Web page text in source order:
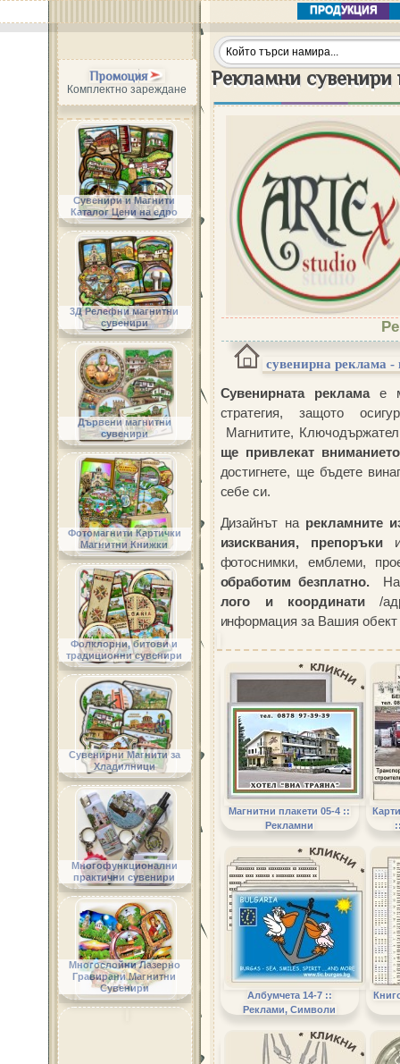
ПРОДУКЦИЯ
Рекламни
сувенирна реклама -
Сувенирната рекламае
стратегия, защото
Магнитите,
ще привлекат
достигнете, ще бъдете
себе си.
Дизайнът на рекламните
изисквания, препоръки
фотоснимки, емблеми,
обработим безплатно. На
лого и координати/
информация за Вашия обект
Серийни рекламни
предлагаме сотстъпка
всички други
отстъпки".
>>>РАЗГЛЕДАЙТЕ
хотели, фирми, общини,
обекти<<<
Надолу ще видите
Вашите рекламни
Някои от мострите
текстове, рисунки и др.,
се предлагат за
в сайта са показани като
НОВО! Ефективна
Магнитни плакети 05-4 ::
Рекламни
Албумчета 14-7 ::
Реклами, Символи
Промоция
Комплектно зареждане
Сувенири и Магнити
Каталог Цени на едро
3Д Релефни магнитни
сувенири
Дървени магнитни
сувенири
Фотомагнити Картички
Магнитни Книжки
Фолклорни, битови и
традиционни сувенири
Сувенирни Магнити за
Хладилници
Многофункционални
практични сувенири
Многослойни Лазерно
Гравирани Магнитни
Сувенири